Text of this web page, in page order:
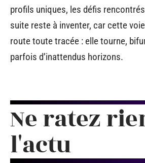
profils uniques, les défis
suite reste à inventer, car cette voie
route toute tracée : elle tourne,
parfois d’inattendus horizons.
Ne ratez
l'actu